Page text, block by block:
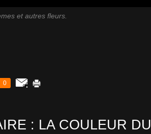
et autres fleurs.
0
: LA COULEUR DU